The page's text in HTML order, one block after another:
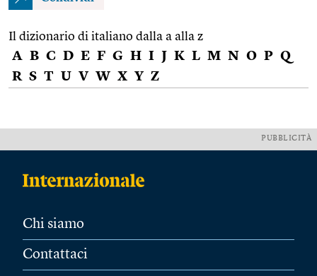
Il dizionario di italiano dalla a alla z
A B C D E F G H I J K L M N O P Q
R S T U V W X Y Z
PUBBLICITÀ
Chi siamo
Contattaci